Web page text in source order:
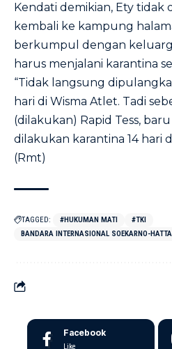
Kendati demikian, Ety tidak
kembali ke kampung
berkumpul dengan
harus menjalani karantina
“Tidak langsung
hari di Wisma Atlet. Tadi
(dilakukan) Rapid Tess, baru
dilakukan karantina 14 hari
(Rmt)
TAGGED: #HUKUMAN MATI
#TKI
BANDARA INTERNASIONAL SOEKARNO-HATTA
Facebook
Like